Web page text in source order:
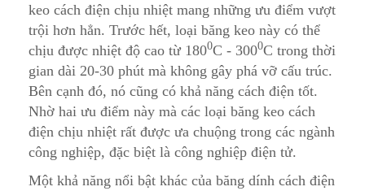
keo cách điện chịu nhiệt mang những ưu điểm vượt
trội hơn hẳn. Trước hết, loại băng keo này có thể
chịu được nhiệt độ cao từ 1800C - 3000C trong thời
gian dài 20-30 phút mà không gây phá vỡ cấu trúc.
Bên cạnh đó, nó cũng có khả năng cách điện tốt.
Nhờ hai ưu điểm này mà các loại băng keo cách
điện chịu nhiệt rất được ưa chuộng trong các ngành
công nghiệp, đặc biệt là công nghiệp điện tử.
Một khả năng nổi bật khác của băng dính cách điện